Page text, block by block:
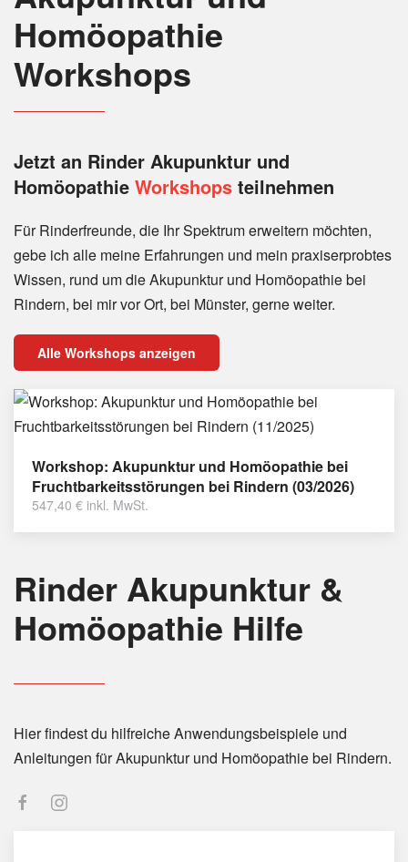
Homöopathie
Workshops
Jetzt an Rinder Akupunktur und
Homöopathie Workshops teilnehmen
Für Rinderfreunde, die Ihr Spektrum erweitern möchten,
gebe ich alle meine Erfahrungen und mein praxiserprobtes
Wissen, rund um die Akupunktur und Homöopathie bei
Rindern, bei mir vor Ort, bei Münster, gerne weiter.
Alle Workshops anzeigen
Workshop: Akupunktur und Homöopathie bei
Fruchtbarkeitsstörungen bei Rindern (03/2026)
547,40 € inkl. MwSt.
Rinder Akupunktur &
Homöopathie Hilfe
Hier findest du hilfreiche Anwendungsbeispiele und
Anleitungen für Akupunktur und Homöopathie bei Rindern.